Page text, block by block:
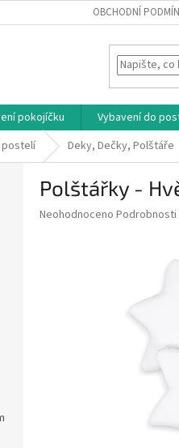
OBCHODNÍ
pokojíčku Vybavení do
postelí Deky, Dečky, Polštáře
Polštářky -
Průměrné
Neohodnoceno